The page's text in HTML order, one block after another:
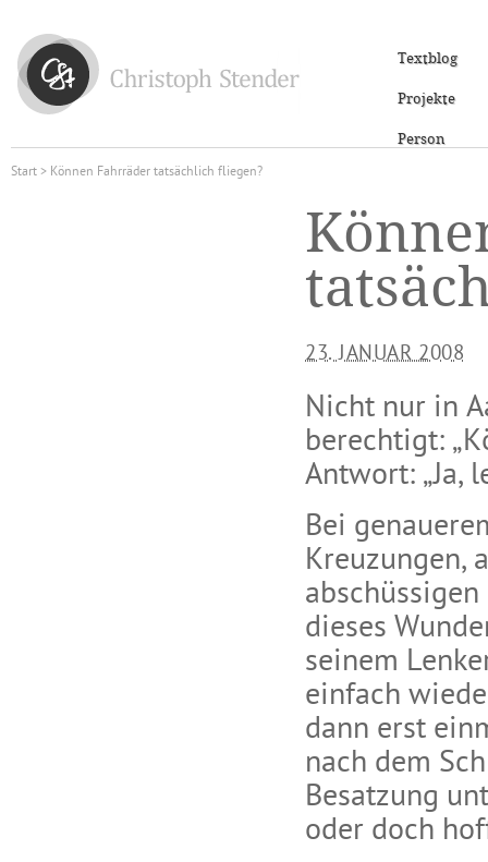
Textblog
Projekte
Person
Start> Können Fahrräder tatsächlich fliegen?
23. JANUAR 2008
Nicht nur in
berechtigt:
Antwort: „Ja,
Bei
Kreuzungen,
dieses
seinem
einfach
dann erst
nach dem
Besatzung
oder doch